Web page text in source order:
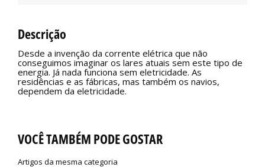
Descrição
Desde a invenção da corrente elétrica que não
conseguimos imaginar os lares atuais sem este tipo de
energia. Já nada funciona sem eletricidade. As
residências e as fábricas, mas também os navios,
dependem da eletricidade.
VOCÊ TAMBÉM PODE GOSTAR
Artigos da mesma categoria